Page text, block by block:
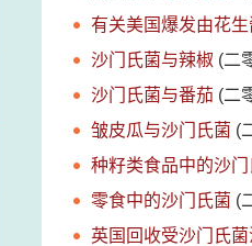
有关美国爆发由花
沙门氏菌与辣椒 (二
沙门氏菌与番茄 (二
皱皮瓜与沙门氏菌 (
种籽类食品中的沙门
零食中的沙门氏菌 (
英国回收受沙门氏